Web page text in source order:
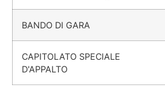
BANDO DI GARA
CAPITOLATO SPECIALE
D'APPALTO